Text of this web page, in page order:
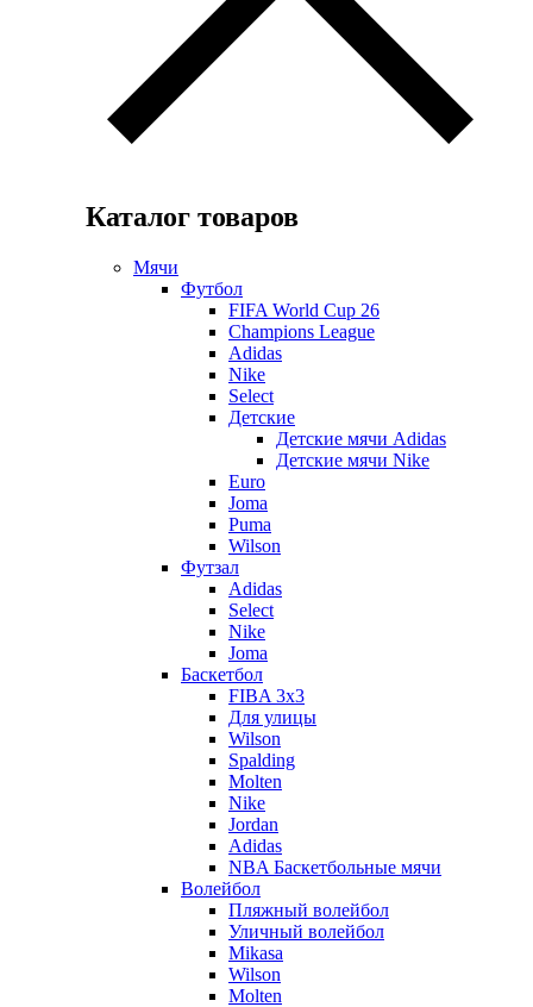
Каталог товаров
Мячи
Футбол
FIFA World Cup 26
Champions League
Adidas
Nike
Select
Детские
Детские мячи Adidas
Детские мячи Nike
Euro
Joma
Puma
Wilson
Футзал
Adidas
Select
Nike
Joma
Баскетбол
FIBA 3x3
Для улицы
Wilson
Spalding
Molten
Nike
Jordan
Adidas
NBA Баскетбольные мячи
Волейбол
Пляжный волейбол
Уличный волейбол
Mikasa
Wilson
Molten